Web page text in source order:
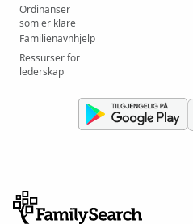
Ordinanser
som er klare
Familienavnhjelp
Ressurser for
lederskap